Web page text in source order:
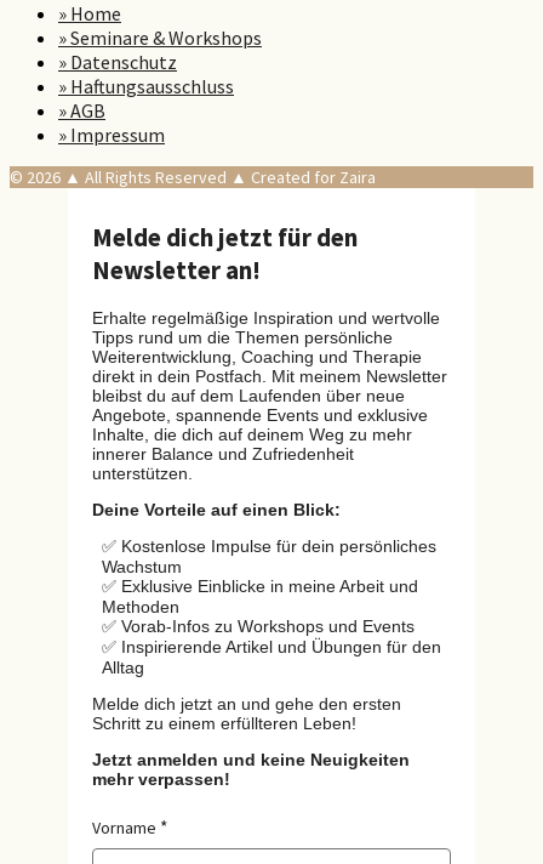
» Home
» Seminare & Workshops
» Datenschutz
» Haftungsausschluss
» AGB
» Impressum
© 2026 ▲ All Rights Reserved ▲ Created for Zaira
Melde dich jetzt für den
Newsletter an!
Erhalte regelmäßige Inspiration und wertvolle
Tipps rund um die Themen persönliche
Weiterentwicklung, Coaching und Therapie
direkt in dein Postfach. Mit meinem Newsletter
bleibst du auf dem Laufenden über neue
Angebote, spannende Events und exklusive
Inhalte, die dich auf deinem Weg zu mehr
innerer Balance und Zufriedenheit
unterstützen.
Deine Vorteile auf einen Blick:
✅ Kostenlose Impulse für dein persönliches
Wachstum
✅ Exklusive Einblicke in meine Arbeit und
Methoden
✅ Vorab-Infos zu Workshops und Events
✅ Inspirierende Artikel und Übungen für den
Alltag
Melde dich jetzt an und gehe den ersten
Schritt zu einem erfüllteren Leben!
Jetzt anmelden und keine Neuigkeiten
mehr verpassen!
Vorname